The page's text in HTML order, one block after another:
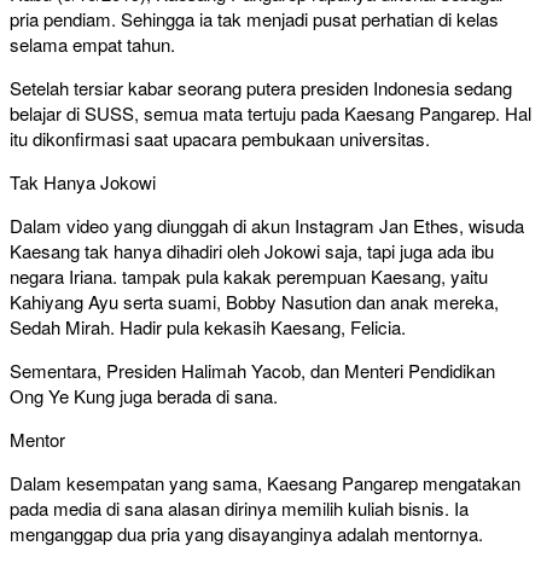
pria pendiam. Sehingga ia tak menjadi pusat perhatian di kelas
selama empat tahun.
Setelah tersiar kabar seorang putera presiden Indonesia sedang
belajar di SUSS, semua mata tertuju pada Kaesang Pangarep. Hal
itu dikonfirmasi saat upacara pembukaan universitas.
Tak Hanya Jokowi
Dalam video yang diunggah di akun Instagram Jan Ethes, wisuda
Kaesang tak hanya dihadiri oleh Jokowi saja, tapi juga ada ibu
negara Iriana. tampak pula kakak perempuan Kaesang, yaitu
Kahiyang Ayu serta suami, Bobby Nasution dan anak mereka,
Sedah Mirah. Hadir pula kekasih Kaesang, Felicia.
Sementara, Presiden Halimah Yacob, dan Menteri Pendidikan
Ong Ye Kung juga berada di sana.
Mentor
Dalam kesempatan yang sama, Kaesang Pangarep mengatakan
pada media di sana alasan dirinya memilih kuliah bisnis. Ia
menganggap dua pria yang disayanginya adalah mentornya.